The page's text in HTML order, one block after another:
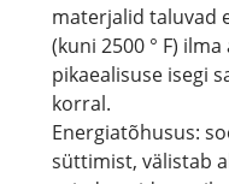
materjalid taluvad
(kuni 2500 ° F)
pikaealisuse isegi
korral.
Energiatõhusus:
süttimist, välistab